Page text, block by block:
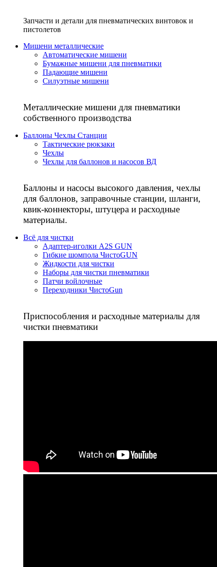
Запчасти и детали для пневматических винтовок и
пистолетов
Мишени металлические
Автоматические мишени
Бумажные мишени для пневматики
Падающие мишени
Силуэтные мишени
Металлические мишени для пневматики
собственного производства
Баллоны Чехлы Станции
Тактические рюкзаки
Чехлы
Чехлы для баллонов и насосов ВД
Баллоны и насосы высокого давления, чехлы
для баллонов, заправочные станции, шланги,
квик-коннекторы, штуцера и расходные
материалы.
Всё для чистки
Адаптер-иголки A2S GUN
Гибкие шомпола ЧистоGUN
Жидкости для чистки
Наборы для чистки пневматики
Патчи войлочные
Переходники ЧистоGun
Приспособления и расходные материалы для
чистки пневматики